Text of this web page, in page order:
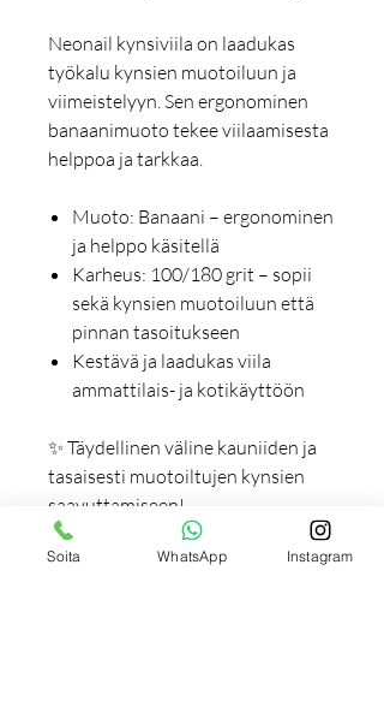
Neonail kynsiviila on laadukas
työkalu kynsien muotoiluun ja
viimeistelyyn. Sen ergonominen
banaanimuoto tekee viilaamisesta
helppoa ja tarkkaa.
Muoto: Banaani – ergonominen
ja helppo käsitellä
Karheus: 100/180 grit – sopii
sekä kynsien muotoiluun että
pinnan tasoitukseen
Kestävä ja laadukas viila
ammattilais- ja kotikäyttöön
✨ Täydellinen väline kauniiden ja
tasaisesti muotoiltujen kynsien
saavuttamiseen!
Soita WhatsApp Instagram